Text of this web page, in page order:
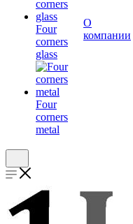
Four
corners
glass
Four
corners
metal
О
компании